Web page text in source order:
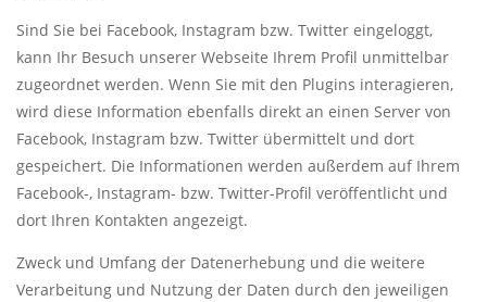
Sind Sie bei Facebook, Instagram bzw. Twitter eingeloggt,
kann Ihr Besuch unserer Webseite Ihrem Profil unmittelbar
zugeordnet werden. Wenn Sie mit den Plugins interagieren,
wird diese Information ebenfalls direkt an einen Server von
Facebook, Instagram bzw. Twitter übermittelt und dort
gespeichert. Die Informationen werden außerdem auf Ihrem
Facebook-, Instagram- bzw. Twitter-Profil veröffentlicht und
dort Ihren Kontakten angezeigt.
Zweck und Umfang der Datenerhebung und die weitere
Verarbeitung und Nutzung der Daten durch den jeweiligen